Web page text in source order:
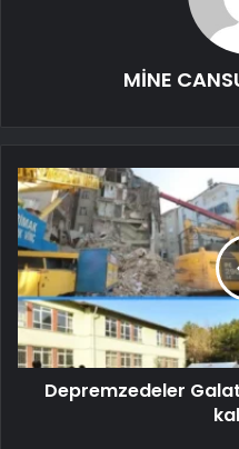
MİNE
Depremzedeler